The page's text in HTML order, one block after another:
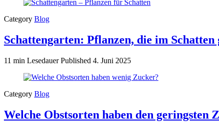
Category Blog
Schattengarten: Pflanzen, die im Schatten
11 min LesedauerPublished 4. Juni 2025
Category Blog
Welche Obstsorten haben den geringsten